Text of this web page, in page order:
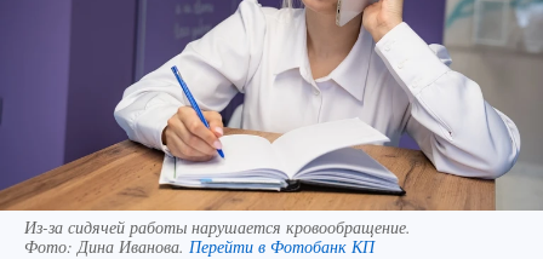
Из-за сидячей работы нарушается кровообращение.
Фото: Дина Иванова. Перейти в Фотобанк КП